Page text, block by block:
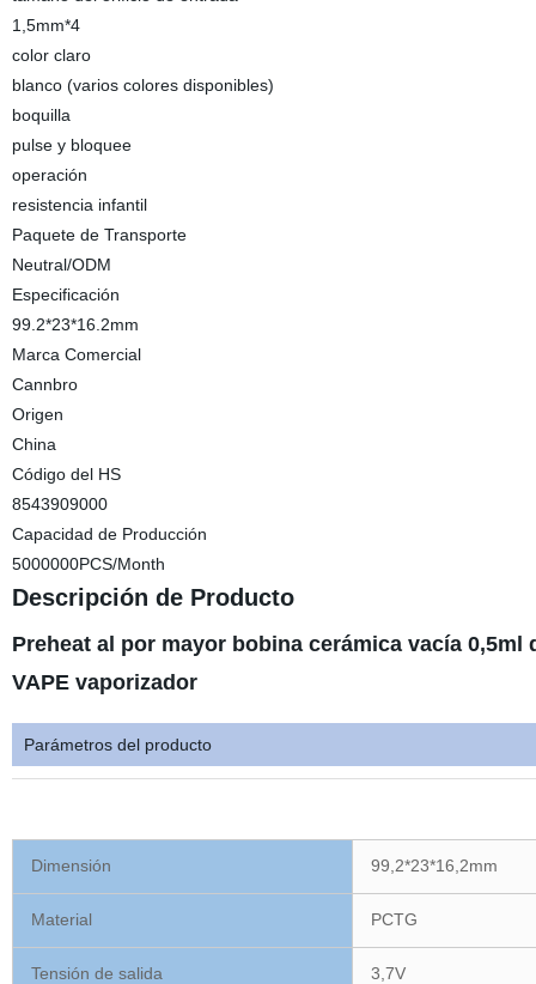
1,5mm*4
color claro
blanco (varios colores disponibles)
boquilla
pulse y bloquee
operación
resistencia infantil
Paquete de Transporte
Neutral/ODM
Especificación
99.2*23*16.2mm
Marca Comercial
Cannbro
Origen
China
Código del HS
8543909000
Capacidad de Producción
5000000PCS/Month
Descripción de Producto
Preheat al por mayor bobina cerámica vacía
VAPE vaporizador
Parámetros del producto
Dimensión 99,2*23*16,2mm
Material PCTG
Tensión de salida 3,7V